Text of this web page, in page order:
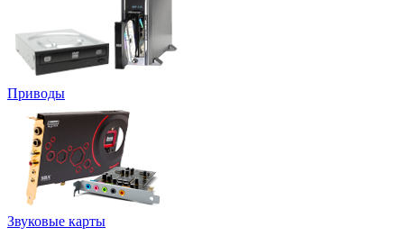
Приводы
Звуковые карты